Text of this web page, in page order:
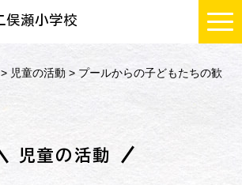
俣瀬小学校
> 児童の活動 > プールからの子どもたちの歓
児童の活動